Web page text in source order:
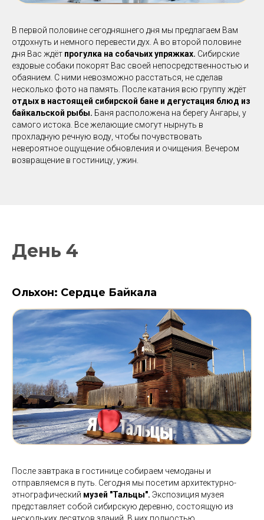
В первой половине сегодняшнего дня мы предлагаем Вам
отдохнуть и немного перевести дух. А во второй половине
дня Вас ждёт прогулка на собачьих упряжках. Сибирские
ездовые собаки покорят Вас своей непосредственностью и
обаянием. С ними невозможно расстаться, не сделав
несколько фото на память. После катания всю группу ждёт
отдых в настоящей сибирской бане и дегустация блюд из
байкальской рыбы. Баня расположена на берегу Ангары, у
самого истока. Все желающие смогут нырнуть в
прохладную речную воду, чтобы почувствовать
невероятное ощущение обновления и очищения. Вечером
возвращение в гостиницу, ужин.
День 4
Ольхон: Сердце Байкала
После завтрака в гостинице собираем чемоданы и
отправляемся в путь. Сегодня мы посетим архитектурно-
этнографический музей "Тальцы". Экспозиция музея
представляет собой сибирскую деревню, состоящую из